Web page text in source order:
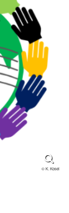
© K. Kosel